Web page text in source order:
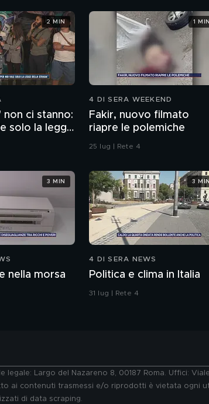
non ci stanno:
solo la legge
2 MIN
4 DI SERA WEEKEND
Fakir, nuovo filmato
riapre le polemiche
25 lug | Rete 4
1 MIN
nella morsa
3 MIN
4 DI SERA NEWS
Politica e clima in Italia
31 lug | Rete 4
3 MIN
legale: Largo del Nazareno 8, 00187 Roma. Uffici:
ai contenuti trasmessi e/o riprodotti è vietata ogni
di data scraping.